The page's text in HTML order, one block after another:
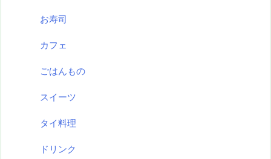
お寿司
カフェ
ごはんもの
スイーツ
タイ料理
ドリンク